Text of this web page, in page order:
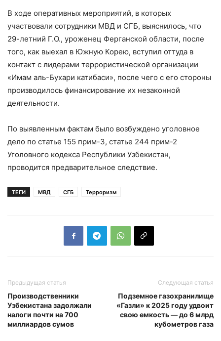
В ходе оперативных мероприятий, в которых
участвовали сотрудники МВД и СГБ, выяснилось, что
29-летний Г.О., уроженец Ферганской области, после
того, как выехал в Южную Корею, вступил оттуда в
контакт с лидерами террористической организации
«Имам аль-Бухари катибаси», после чего с его стороны
производилось финансирование их незаконной
деятельности.
По выявленным фактам было возбуждено уголовное
дело по статье 155 прим-3, статье 244 прим-2
Уголовного кодекса Республики Узбекистан,
проводится предварительное следствие.
ТЕГИ МВД СГБ Терроризм
Предыдущая статья
Производственники
Узбекистана задолжали
налоги почти на 700
миллиардов сумов
Следующая статья
Подземное газохранилище
«Газли» к 2025 году удвоит
свою емкость — до 6 млрд
кубометров газа